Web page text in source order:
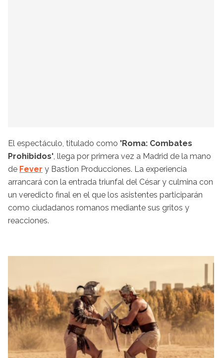
El espectáculo, titulado como 'Roma: Combates
Prohibidos', llega por primera vez a Madrid de la mano
de Fever y Bastion Producciones. La experiencia
arrancará con la entrada triunfal del César y culmina con
un veredicto final en el que los asistentes participarán
como ciudadanos romanos mediante sus gritos y
reacciones.